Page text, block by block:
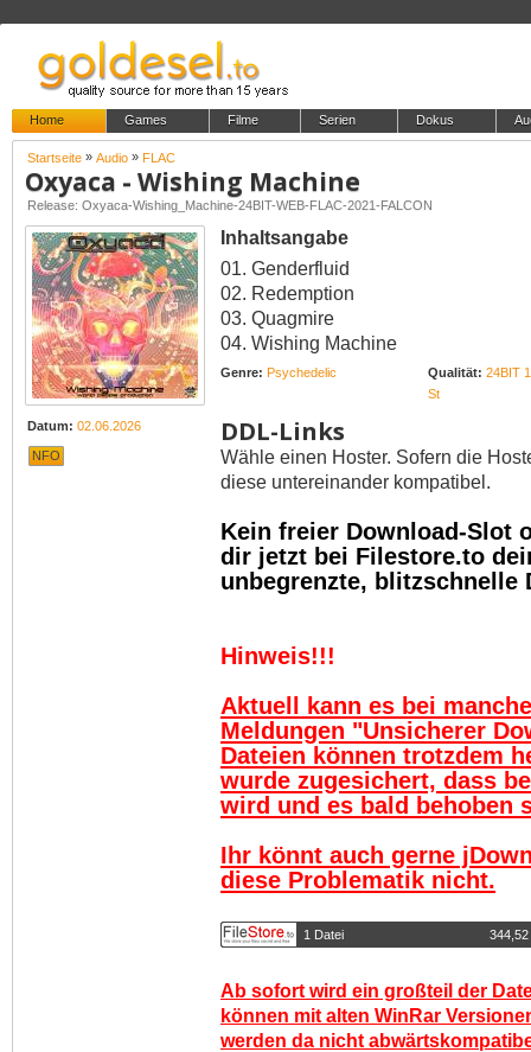
Home Games Filme Serien Dokus
Startseite » Audio » FLAC
Oxyaca - Wishing Machine
Release: Oxyaca-Wishing_Machine-24BIT-WEB-FLAC-2021-FALCON
Datum: 02.06.2026
NFO
Inhaltsangabe
01. Genderfluid
02. Redemption
03. Quagmire
04. Wishing Machine
Genre: Psychedelic Qualität: 24BIT
St
DDL-Links
Wähle einen Hoster. Sofern die
diese untereinander kompatibel.
Kein freier Download-Slot
dir jetzt bei Filestore.to
unbegrenzte, blitzschnelle
Hinweis!!!
Aktuell kann es bei
Meldungen "Unsicherer
Dateien können trotzdem
wurde zugesichert, dass
wird und es bald behoben
Ihr könnt auch gerne
diese Problematik nicht.
1 Datei 344,52
Ab sofort wird ein großteil der
können mit alten WinRar
werden da nicht